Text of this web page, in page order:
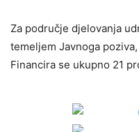
Za područje djelovanja
temeljem Javnoga
Financira se ukupno 21